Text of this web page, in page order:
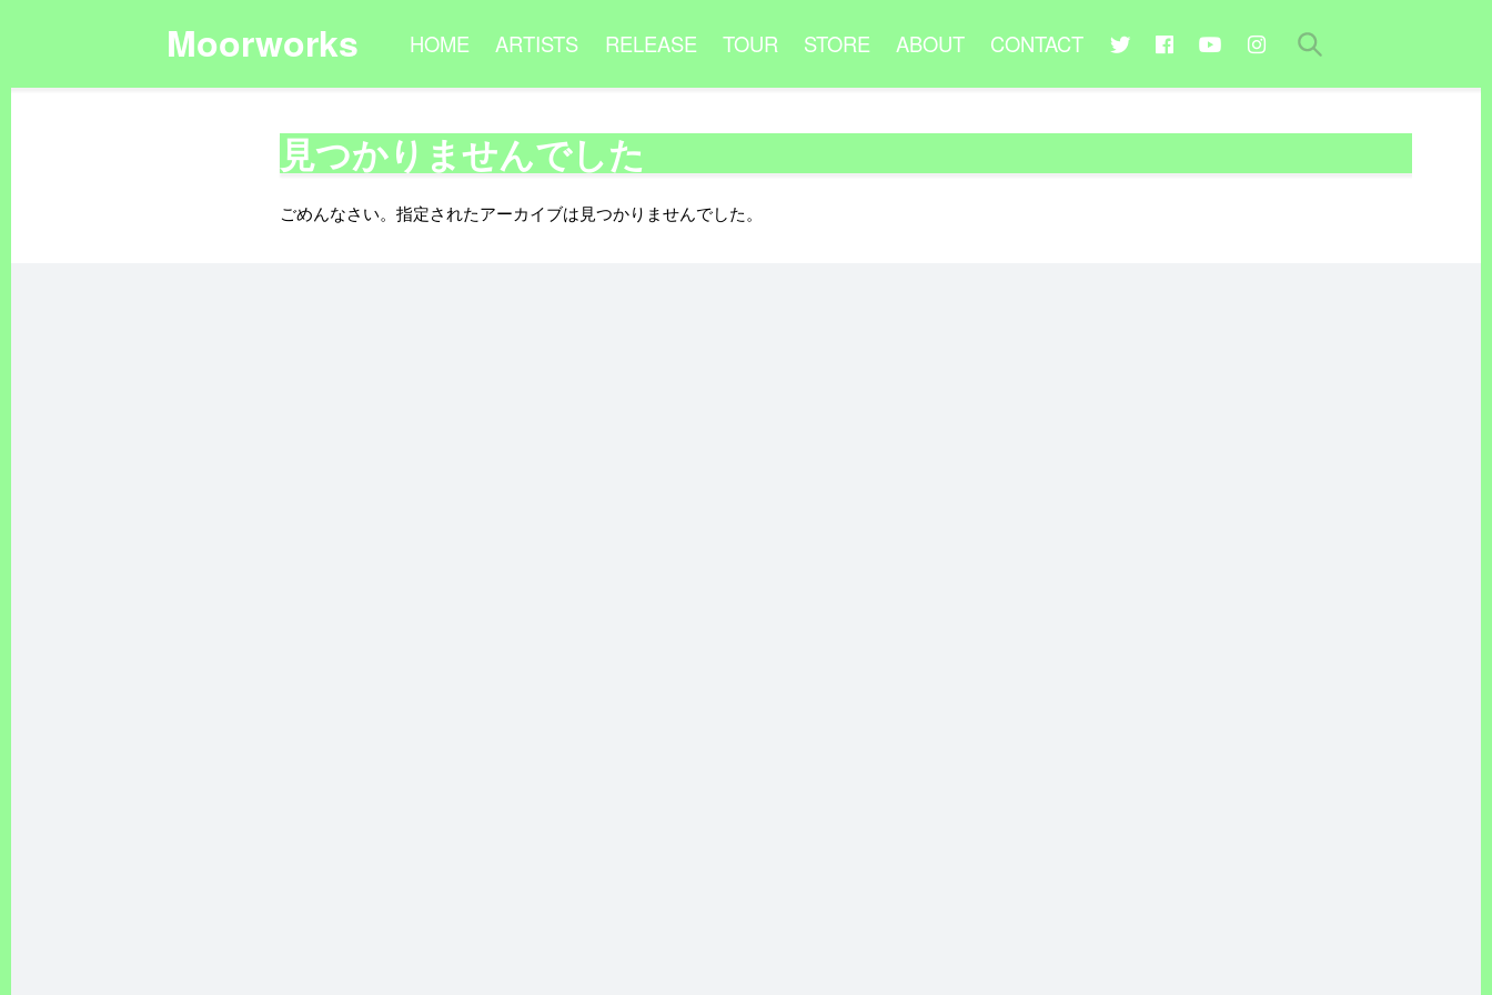
Moorworks HOME ARTISTS RELEASE TOUR STORE ABOUT CONTACT
見つかりませんでした
ごめんなさい。指定されたアーカイブは見つかりませんでした。